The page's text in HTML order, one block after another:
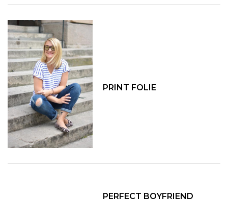
PRINT FOLIE
PERFECT BOYFRIEND